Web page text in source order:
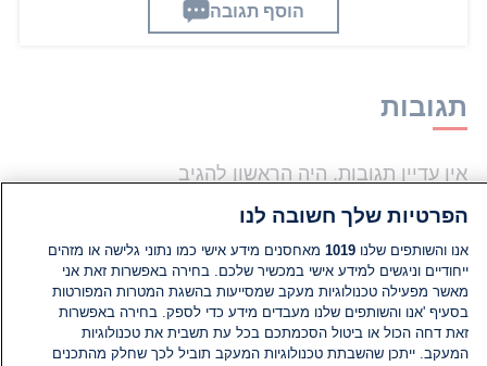
הוסף תגובה
תגובות
אין עדיין תגובות. היה הראשון להגיב
הוסף תגובה
הפרטיות שלך חשובה לנו
אנו והשותפים שלנו1019 מאחסנים מידע אישי כמו נתוני גלישה או מזהים
ייחודיים וניגשים למידע אישי במכשיר שלכם. בחירה באפשרות זאת אני
מאשר מפעילה טכנולוגיות מעקב שמסייעות בהשגת המטרות המפורטות
בסעיף 'אנו והשותפים שלנו מעבדים מידע כדי לספק. בחירה באפשרות
זאת דחה הכול או ביטול הסכמתכם בכל עת תשבית את טכנולוגיות
המעקב. ייתכן שהשבתת טכנולוגיות המעקב תוביל לכך שחלק מהתכנים